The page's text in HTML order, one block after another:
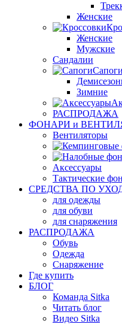
Женские
Женские
Мужские
Сандалии
Сапоги
Зимние
РАСПРОДАЖА
ФОНАРИ и
Вентиляторы
Аксессуары
Тактические
СРЕДСТВА ПО
для одежды
для обуви
для снаряжения
РАСПРОДАЖА
Обувь
Одежда
Снаряжение
Где купить
БЛОГ
Команда Sitka
Читать блог
Видео Sitka